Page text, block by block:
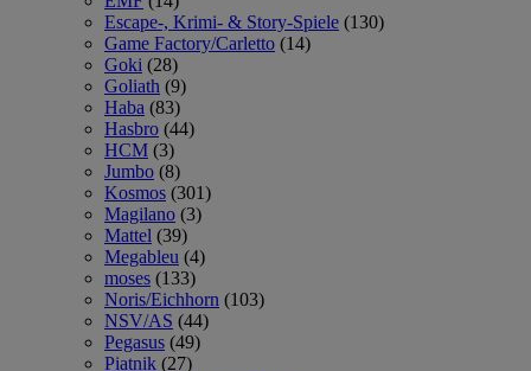
Escape-, Krimi- & Story-Spiele (130)
Game Factory/Carletto (14)
Goki (28)
Goliath (9)
Haba (83)
Hasbro (44)
HCM (3)
Jumbo (8)
Kosmos (301)
Magilano (3)
Mattel (39)
Megableu (4)
moses (133)
Noris/Eichhorn (103)
NSV/AS (44)
Pegasus (49)
Piatnik (27)